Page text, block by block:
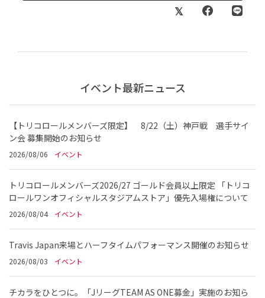
イベント最新ニュース
【トリコロールメンバーズ限定】 8/22（土）神戸戦 選手サイ
ン会 募集開始のお知らせ
2026/08/06 イベント
トリコロールメンバーズ2026/27 ゴールド会員以上限定 「トリコ
ロールワンオフィシャルスタジアムストア」優先入場権について
2026/08/04 イベント
Travis Japan来場とハーフタイムパフォーマンス開催のお知らせ
2026/08/03 イベント
チカラをひとつに。「JリーグTEAM AS ONE募金」実施のお知ら